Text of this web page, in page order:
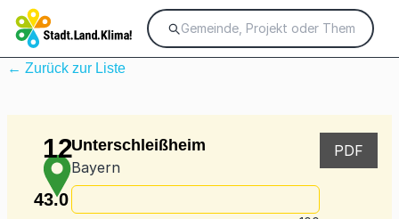
← Zurück zur Liste
12Unterschleißheim
Bayern
43.0
PDF